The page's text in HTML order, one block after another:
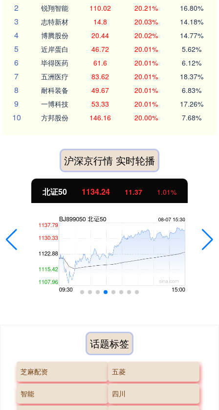
2 锐翔智能 110.02 20.21% 16.80%
3 志特新材 14.8 20.03% 14.18%
4 博腾股份 20.44 20.02% 14.77%
5 近岸蛋白 46.72 20.01% 5.62%
6 毕得医药 61.6 20.01% 6.12%
7 五洲医疗 83.62 20.01% 18.37%
8 耐科装备 49.67 20.01% 6.83%
9 一博科技 53.33 20.01% 17.26%
10 方邦股份 146.16 20.00% 7.68%
沪深京行情 实时轮播
北证50 1134.24 11.37 1.01%
话题标签
芝麻配资 五菱
智能 四川